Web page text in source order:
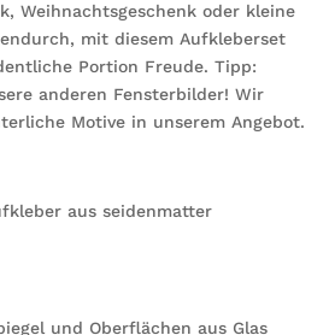
Weihnachtsgeschenk oder kleine
mit diesem Aufkleberset
Portion Freude. Tipp:
anderen Fensterbilder! Wir
Motive in unserem Angebot.
aus seidenmatter
und Oberflächen aus Glas